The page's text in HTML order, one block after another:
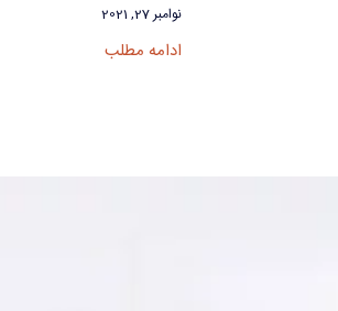
نوامبر 27, 2021
ادامه مطلب